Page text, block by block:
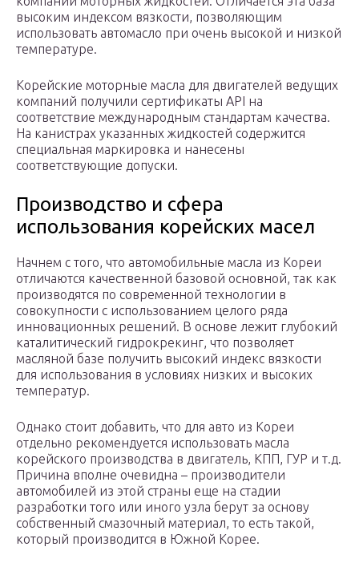
высоким индексом вязкости, позволяющим
использовать автомасло при очень высокой и низкой
температуре.
Корейские моторные масла для двигателей ведущих
компаний получили сертификаты API на
соответствие международным стандартам качества.
На канистрах указанных жидкостей содержится
специальная маркировка и нанесены
соответствующие допуски.
Производство и сфера
использования корейских масел
Начнем с того, что автомобильные масла из Кореи
отличаются качественной базовой основной, так как
производятся по современной технологии в
совокупности с использованием целого ряда
инновационных решений. В основе лежит глубокий
каталитический гидрокрекинг, что позволяет
масляной базе получить высокий индекс вязкости
для использования в условиях низких и высоких
температур.
Однако стоит добавить, что для авто из Кореи
отдельно рекомендуется использовать масла
корейского производства в двигатель, КПП, ГУР и т.д.
Причина вполне очевидна – производители
автомобилей из этой страны еще на стадии
разработки того или иного узла берут за основу
собственный смазочный материал, то есть такой,
который производится в Южной Корее.